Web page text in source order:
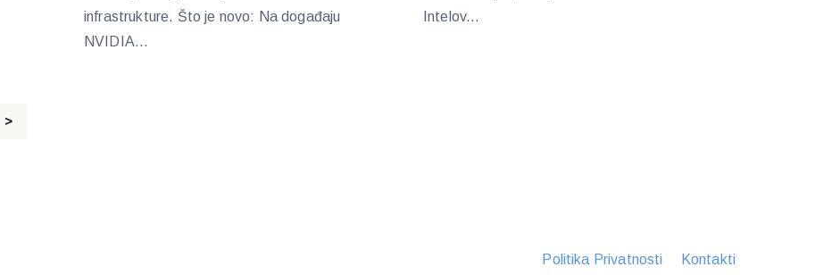
infrastrukture. Što je novo: Na događaju
NVIDIA...
Intelov...
>
Politika Privatnosti Kontakti